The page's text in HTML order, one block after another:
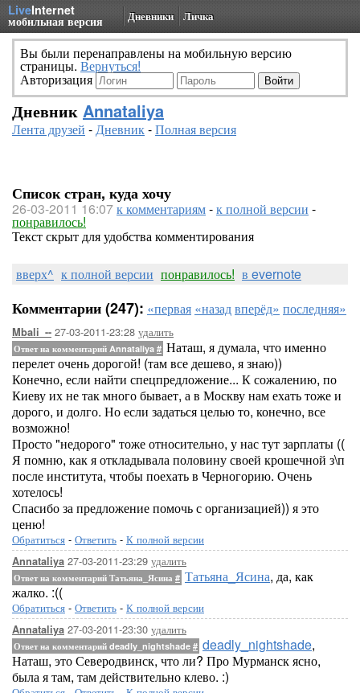
LiveInternet
мобильная версия Дневники Личка
Вы были перенаправлены на мобильную версию
страницы. Вернуться!
Авторизация
Дневник Annataliya
Лента друзей -Дневник-Полная версия
Список стран, куда хочу
26-03-2011 16:07к комментариям-к полной версии -
понравилось!
Текст скрыт для удобства комментирования
вверх^ к полной версии понравилось! в evernote
Комментарии (247): «первая «назадвперёд» последняя»
Mbali_-- 27-03-2011-23:28 удалить
Ответ на комментарий Annataliya # Наташ, я думала, что именно
перелет очень дорогой! (там все дешево, я знаю))
Конечно, если найти спецпредложение... К сожалению, по
Киеву их не так много бывает, а в Москву нам ехать тоже и
дорого, и долго. Но если задаться целью то, конечно, все
возможно!
Просто "недорого" тоже относительно, у нас тут зарплаты ((
Я помню, как я откладывала половину своей крошечной з\п
после института, чтобы поехать в Черногорию. Очень
хотелось!
Спасибо за предложение помочь с организацией)) я это
ценю!
Обратиться - Ответить - К полной версии
Annataliya 27-03-2011-23:29 удалить
Ответ на комментарий Татьяна_Ясина # Татьяна_Ясина, да, как
жалко. :((
Обратиться - Ответить - К полной версии
Annataliya 27-03-2011-23:30 удалить
Ответ на комментарий deadly_nightshade # deadly_nightshade,
Наташ, это Северодвинск, что ли? Про Мурманск ясно,
была я там, там действительно клево. :)